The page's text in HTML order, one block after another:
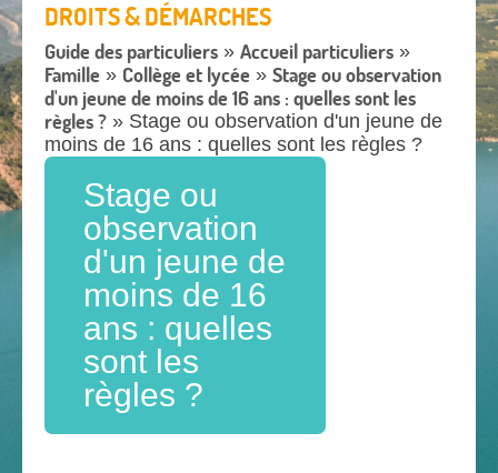
DROITS & DÉMARCHES
Guide des particuliers » Accueil particuliers »
Famille » Collège et lycée » Stage ou observation
d'un jeune de moins de 16 ans : quelles sont les
règles ? » Stage ou observation d'un jeune de
moins de 16 ans : quelles sont les règles ?
Stage ou
observation
d'un jeune de
moins de 16
ans : quelles
sont les
règles ?